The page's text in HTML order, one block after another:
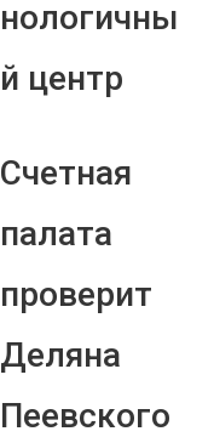
нологичны
й центр
Счетная
палата
проверит
Деляна
Пеевского